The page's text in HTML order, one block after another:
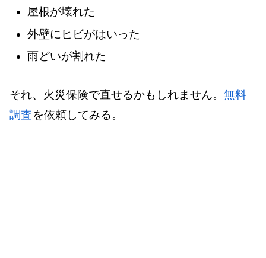
屋根が壊れた
外壁にヒビがはいった
雨どいが割れた
それ、火災保険で直せるかもしれません。 無料
調査を依頼してみる。